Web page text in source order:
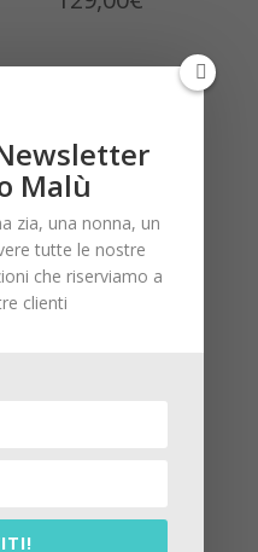
Malù
zia, una nonna, un
tutte le nostre
che riserviamo a
clienti